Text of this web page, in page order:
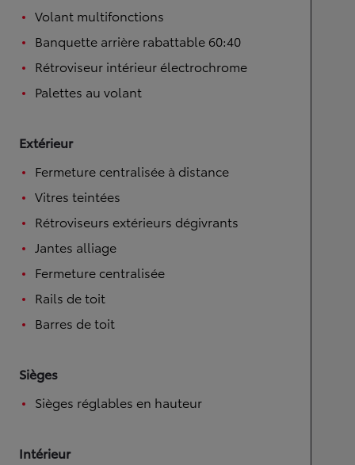
Volant multifonctions
Banquette arrière rabattable 60:40
Rétroviseur intérieur électrochrome
Palettes au volant
Extérieur
Fermeture centralisée à distance
Vitres teintées
Rétroviseurs extérieurs dégivrants
Jantes alliage
Fermeture centralisée
Rails de toit
Barres de toit
Sièges
Sièges réglables en hauteur
Intérieur